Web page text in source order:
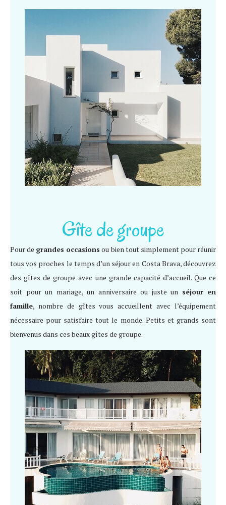
Gîte de groupe
Pour de grandes occasions ou bien tout simplement pour réunir
tous vos proches le temps d’un séjour en Costa Brava, découvrez
des gîtes de groupe avec une grande capacité d’accueil. Que ce
soit pour un mariage, un anniversaire ou juste un séjour en
famille, nombre de gîtes vous accueillent avec l’équipement
nécessaire pour satisfaire tout le monde. Petits et grands sont
bienvenus dans ces beaux gîtes de groupe.